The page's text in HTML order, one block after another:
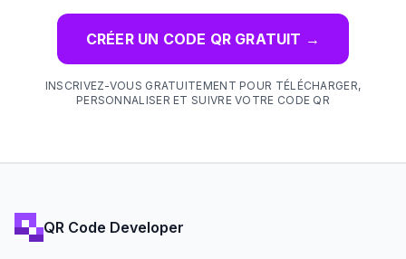
CRÉER UN CODE QR GRATUIT →
INSCRIVEZ-VOUS GRATUITEMENT POUR TÉLÉCHARGER,
PERSONNALISER ET SUIVRE VOTRE CODE QR
QR Code Developer